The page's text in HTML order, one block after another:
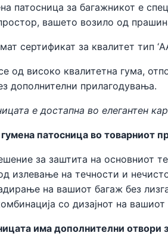
патосница за багажникот е
вашето возило од
сертификат за квалитет тип
од високо квалитетна гума,
дополнителни прилагодувања.
е достапна во елегантен
патосница во товарниот
за заштита на основниот
излевање на течности и
на вашиот багаж без
со дизајнот на
има дополнителни отвори